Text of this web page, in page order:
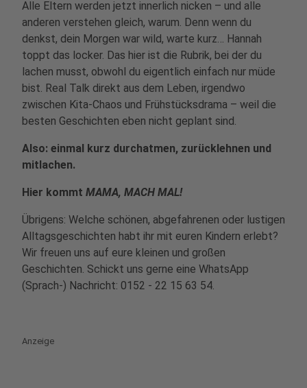
Alle Eltern werden jetzt innerlich nicken – und alle
anderen verstehen gleich, warum. Denn wenn du
denkst, dein Morgen war wild, warte kurz… Hannah
toppt das locker. Das hier ist die Rubrik, bei der du
lachen musst, obwohl du eigentlich einfach nur müde
bist. Real Talk direkt aus dem Leben, irgendwo
zwischen Kita-Chaos und Frühstücksdrama – weil die
besten Geschichten eben nicht geplant sind.
Also: einmal kurz durchatmen, zurücklehnen und
mitlachen.
Hier kommt MAMA, MACH MAL!
Übrigens: Welche schönen, abgefahrenen oder lustigen
Alltagsgeschichten habt ihr mit euren Kindern erlebt?
Wir freuen uns auf eure kleinen und großen
Geschichten. Schickt uns gerne eine WhatsApp
(Sprach-) Nachricht: 0152 - 22 15 63 54.
Anzeige